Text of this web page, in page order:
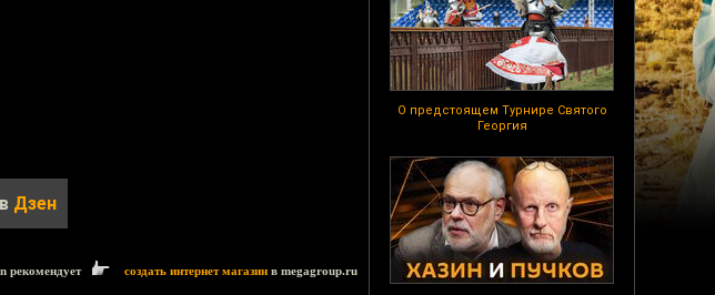
О предстоящем Турнире Святого
Георгия
Дзен
рекомендует создать интернет магазин в megagroup.ru